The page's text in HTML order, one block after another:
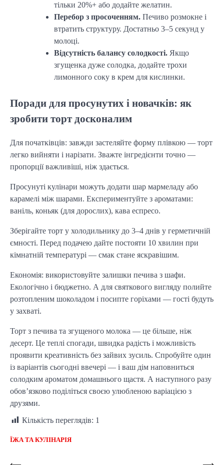
тільки 20%+ або додайте желатин.
Перебор з просоченням. Печиво розмокне і
втратить структуру. Достатньо 3–5 секунд у
молоці.
Відсутність балансу солодкості. Якщо
згущенка дуже солодка, додайте трохи
лимонного соку в крем для кислинки.
Поради для просунутих і новачків: як
зробити торт досконалим
Для початківців: завжди застеляйте форму плівкою — торт
легко вийняти і нарізати. Зважте інгредієнти точно —
пропорції важливіші, ніж здається.
Просунуті кулінари можуть додати шар мармеладу або
карамелі між шарами. Експериментуйте з ароматами:
ваніль, коньяк (для дорослих), кава еспресо.
Зберігайте торт у холодильнику до 3–4 днів у герметичній
ємності. Перед подачею дайте постояти 10 хвилин при
кімнатній температурі — смак стане яскравішим.
Економія: використовуйте залишки печива з шафи.
Екологічно і бюджетно. А для святкового вигляду полийте
розтопленим шоколадом і посипте горіхами — гості будуть
у захваті.
Торт з печива та згущеного молока — це більше, ніж
десерт. Це теплі спогади, швидка радість і можливість
проявити креативність без зайвих зусиль. Спробуйте один
із варіантів сьогодні ввечері — і ваш дім наповниться
солодким ароматом домашнього щастя. А наступного разу
обов’язково поділіться своєю улюбленою варіацією з
друзями.
Кількість переглядів: 1
ЇЖА ТА КУЛІНАРІЯ